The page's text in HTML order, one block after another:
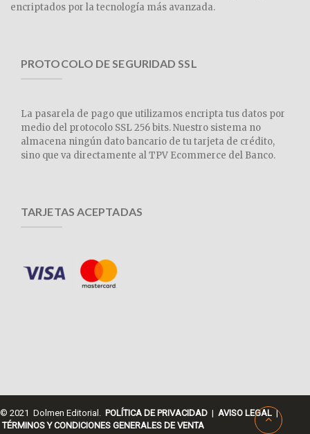
encriptados por la tecnología más avanzada.
PROTOCOLO DE SEGURIDAD SSL
La pasarela de pago que utilizamos encripta tus datos por
medio del protocolo SSL 256 bits. Nuestro sistema no
almacena ningún dato bancario de tu tarjeta de crédito,
sino que va directamente al TPV Ecommerce del Banco.
TARJETAS ACEPTADAS
© 2021 Dolmen Editorial. POLÍTICA DE PRIVACIDAD | AVISO LEGAL |
TÉRMINOS Y CONDICIONES GENERALES DE VENTA